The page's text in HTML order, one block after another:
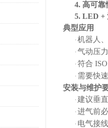
4. 高可靠
5. LED +
典型应用
· 机器人
· 气动压
· 符合
· 需要快
安装与维护
· 建议垂
· 进气前
· 电气接